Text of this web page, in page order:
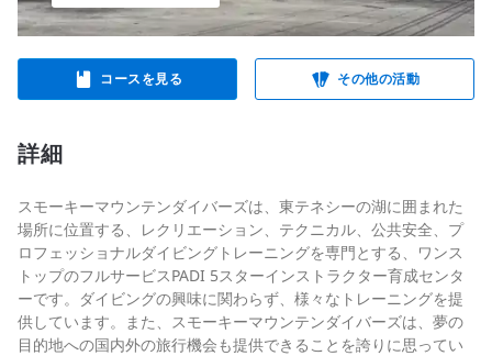
コースを見る その他の活動
詳細
スモーキーマウンテンダイバーズは、東テネシーの湖に囲まれた
場所に位置する、レクリエーション、テクニカル、公共安全、プ
ロフェッショナルダイビングトレーニングを専門とする、ワンス
トップのフルサービスPADI 5スターインストラクター育成センタ
ーです。ダイビングの興味に関わらず、様々なトレーニングを提
供しています。また、スモーキーマウンテンダイバーズは、夢の
目的地への国内外の旅行機会も提供できることを誇りに思ってい